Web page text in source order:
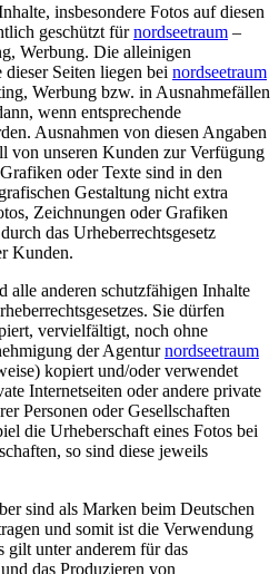
insbesondere Fotos auf diesen
geschützt fürnordseetraum –
Werbung. Die alleinigen
Seiten liegen bei nordseetraum
Werbung bzw. in Ausnahmefällen
wenn entsprechende
Ausnahmen von diesen Angaben
von unseren Kunden zur Verfügung
oder Texte sind in den
Gestaltung nicht extra
Zeichnungen oder Grafiken
das Urheberrechtsgesetz
Kunden.
alle anderen schutzfähigen Inhalte
Sie dürfen
vervielfältigt, noch ohne
der Agenturnordseetraum
kopiert und/oder verwendet
Internetseiten oder andere private
Personen oder Gesellschaften
die Urheberschaft eines Fotos bei
so sind diese jeweils
sind als Marken beim Deutschen
und somit ist die Verwendung
gilt unter anderem für das
das Produzieren von